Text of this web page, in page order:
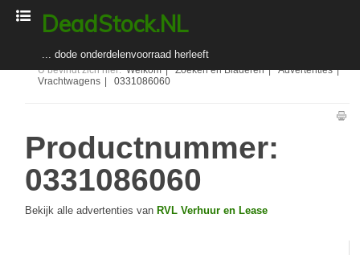
DeadStock.NL
... dode onderdelenvoorraad herleeft
Adverteerders
Toelichting voor adverteerders
Abonnement kopen (registreren) / verlengen
In-/uitloggen
U bevindt zich hier:Welkom | Zoeken en Bladeren | Advertenties |
Vrachtwagens
0331086060
Productnummer:
0331086060
Bekijk alle advertenties van RVL Verhuur en Lease